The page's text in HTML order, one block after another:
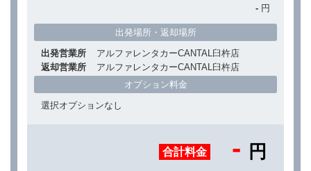
- 円
出発場所・返却場所
出発営業所
アルファレンタカーCANTAL臼杵店
返却営業所
アルファレンタカーCANTAL臼杵店
オプション料金
選択オプションなし
合計料金 - 円